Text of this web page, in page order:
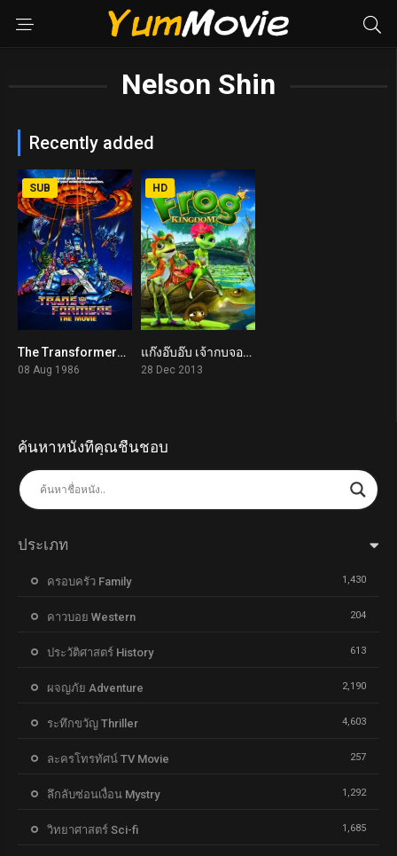
Nelson Shin
Recently added
7.3
SUB
The Transformers: The Movie (1986)
08 Aug 1986
3.7
HD
แก๊งอ๊บอ๊บ เจ้ากบจอมกวน Frog Kingdom (2013)
28 Dec 2013
ค้นหาหนังที่คุณชื่นชอบ
ประเภท
ครอบครัว Family 1,430
คาวบอย Western 204
ประวัติศาสตร์ History 613
ผจญภัย Adventure 2,190
ระทึกขวัญ Thriller 4,603
ละครโทรทัศน์ TV Movie 257
ลึกลับซ่อนเงื่อน Mystry 1,292
วิทยาศาสตร์ Sci-fi 1,685